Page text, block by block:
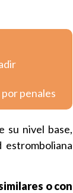
penales
su nivel base,
o con